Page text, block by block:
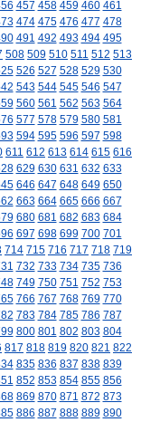
457 458 459 460 461
474 475 476 477 478
491 492 493 494 495
508 509 510 511 512 513
526 527 528 529 530
543 544 545 546 547
560 561 562 563 564
577 578 579 580 581
594 595 596 597 598
611 612 613 614 615 616
629 630 631 632 633
646 647 648 649 650
663 664 665 666 667
680 681 682 683 684
697 698 699 700 701
714 715 716 717 718 719
732 733 734 735 736
749 750 751 752 753
766 767 768 769 770
783 784 785 786 787
800 801 802 803 804
817 818 819 820 821 822
835 836 837 838 839
852 853 854 855 856
869 870 871 872 873
886 887 888 889 890